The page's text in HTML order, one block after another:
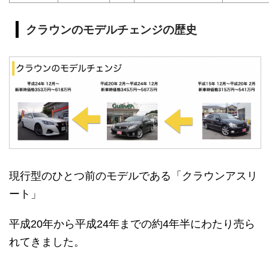
クラウンのモデルチェンジの歴史
現行型のひとつ前のモデルである「クラウンアスリ
ート」
平成20年から平成24年までの約4年半にわたり売ら
れてきました。